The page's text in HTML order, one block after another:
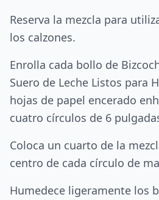
Reserva la mezcla para
los calzones.
Enrolla cada bollo de
Suero de Leche Listos para
hojas de papel encerado
cuatro círculos de 6
Coloca un cuarto de la
centro de cada círculo de
Humedece ligeramente los